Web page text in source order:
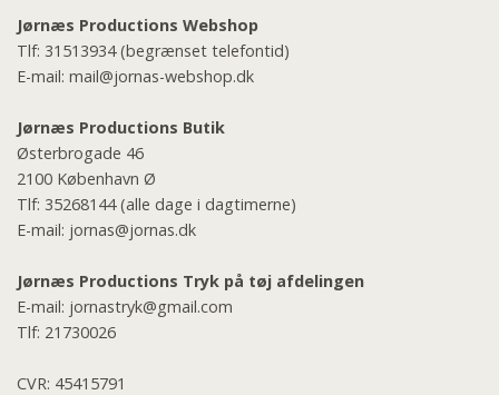
Jørnæs Productions Webshop
Tlf: 31513934(begrænset telefontid)
E-mail: mail@jornas-webshop.dk
Jørnæs Productions Butik
Østerbrogade 46
2100 København Ø
Tlf: 35268144(alle dage i dagtimerne)
E-mail: jornas@jornas.dk
Jørnæs Productions Tryk på tøj afdelingen
E-mail: jornastryk@gmail.com
Tlf: 21730026
CVR: 45415791